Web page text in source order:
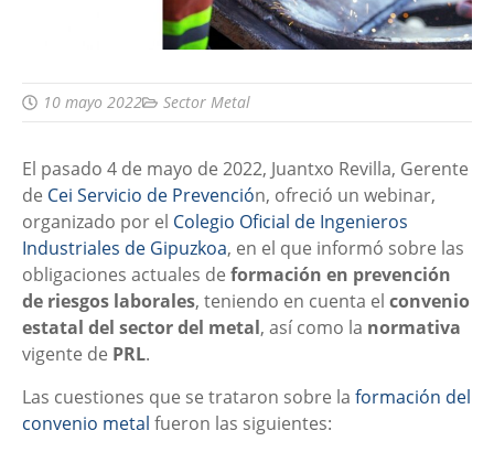
10 mayo 2022 Sector Metal
El pasado 4 de mayo de 2022, Juantxo Revilla, Gerente
de Cei Servicio de Prevención, ofreció un webinar,
organizado por el Colegio Oficial de Ingenieros
Industriales de Gipuzkoa, en el que informó sobre las
obligaciones actuales de formación en prevención
de riesgos laborales, teniendo en cuenta el convenio
estatal del sector del metal, así como la normativa
vigente de PRL.
Las cuestiones que se trataron sobre la formación del
convenio metal fueron las siguientes: